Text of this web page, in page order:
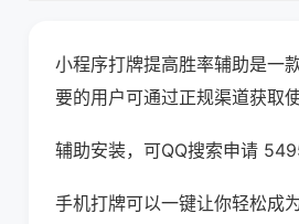
小程序打牌提高胜率辅助是一
要的用户可通过正规渠道获取使
辅助安装，可QQ搜索申请
手机打牌可以一键让你轻松成